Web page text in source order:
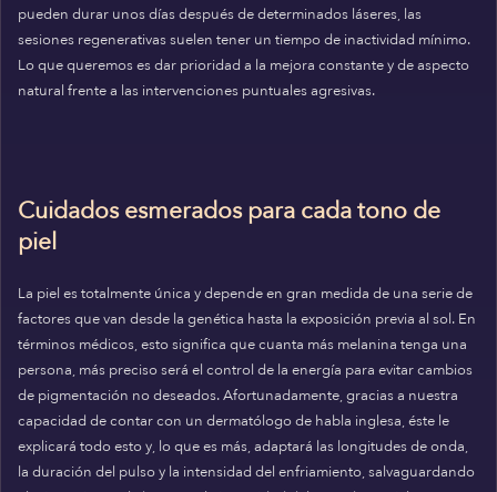
pueden durar unos días después de determinados láseres, las
sesiones regenerativas suelen tener un tiempo de inactividad mínimo.
Lo que queremos es dar prioridad a la mejora constante y de aspecto
natural frente a las intervenciones puntuales agresivas.
Cuidados esmerados para cada tono de
piel
La piel es totalmente única y depende en gran medida de una serie de
factores que van desde la genética hasta la exposición previa al sol. En
términos médicos, esto significa que cuanta más melanina tenga una
persona, más preciso será el control de la energía para evitar cambios
de pigmentación no deseados. Afortunadamente, gracias a nuestra
capacidad de contar con un dermatólogo de habla inglesa, éste le
explicará todo esto y, lo que es más, adaptará las longitudes de onda,
la duración del pulso y la intensidad del enfriamiento, salvaguardando